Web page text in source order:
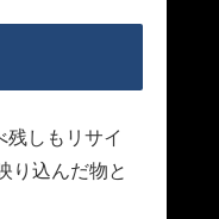
残しもリサイ
り込んだ物と